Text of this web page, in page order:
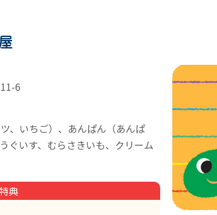
6
、いちご）、あんぱん（あんぱ
ぐいす、むらさきいも、クリーム
特典